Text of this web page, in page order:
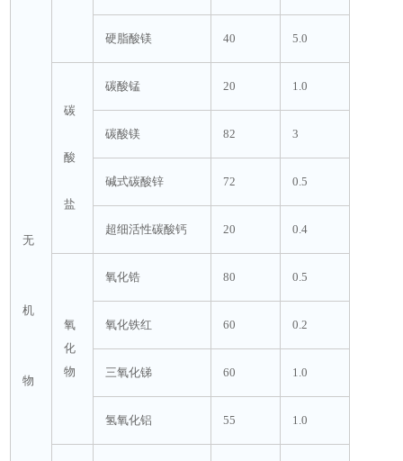
无
机
物
硬脂酸镁 40 5.0
碳
酸
盐
碳酸锰 20 1.0
碳酸镁 82 3
碱式碳酸锌 72 0.5
超细活性碳酸钙 20 0.4
氧
化
物
氧化锆 80 0.5
氧化铁红 60 0.2
三氧化锑 60 1.0
氢氧化铝 55 1.0